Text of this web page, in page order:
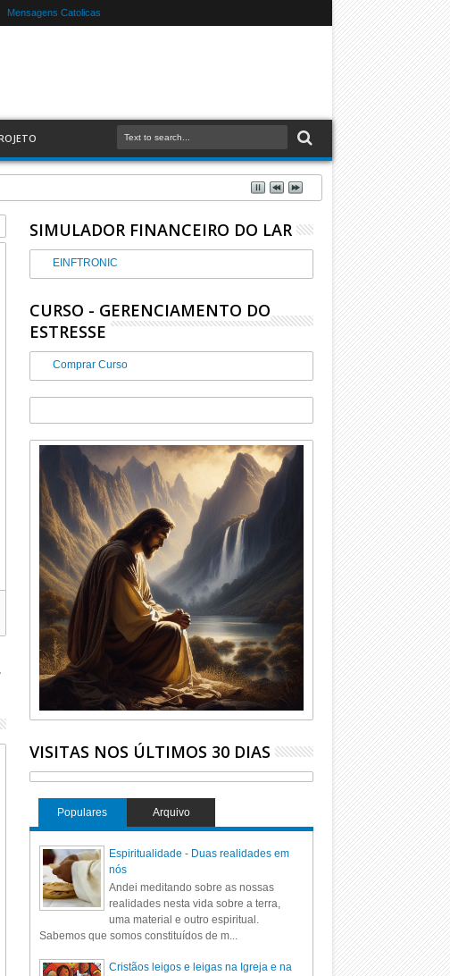
Mensagens Catolicas
SIMULADOR FINANCEIRO DO LAR
EINFTRONIC
CURSO - GERENCIAMENTO DO
ESTRESSE
Comprar Curso
VISITAS NOS ÚLTIMOS 30 DIAS
Populares Arquivo
Espiritualidade - Duas realidades em
nós
Andei meditando sobre as nossas
realidades nesta vida sobre a terra,
uma material e outro espiritual.
Sabemos que somos constituídos de m...
Cristãos leigos e leigas na Igreja e na